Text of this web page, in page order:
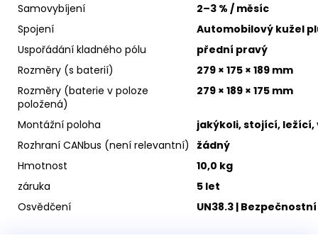
Samovybíjení
2–3 % / měsíc
Spojení
Automobilový kužel
Uspořádání kladného pólu
přední pravý
Rozměry (s baterií)
279 × 175 × 189 mm
Rozměry (baterie v poloze
položená)
279 × 189 × 175 mm
Montážní poloha
jakýkoli, stojící,
Rozhraní CANbus (není relevantní)
žádný
Hmotnost
10,0 kg
záruka
5 let
Osvědčení
UN38.3 | Bezpečnostní